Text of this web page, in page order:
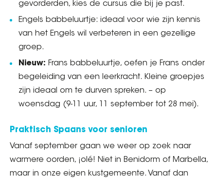
gevorderden, kies de cursus die bij je past.
Engels babbeluurtje: ideaal voor wie zijn kennis
van het Engels wil verbeteren in een gezellige
groep.
Nieuw: Frans babbeluurtje, oefen je Frans onder
begeleiding van een leerkracht. Kleine groepjes
zijn ideaal om te durven spreken. – op
woensdag (9-11 uur, 11 september tot 28 mei).
Praktisch Spaans voor senioren
Vanaf september gaan we weer op zoek naar
warmere oorden, ¡olé! Niet in Benidorm of Marbella,
maar in onze eigen kustgemeente. Vanaf dan